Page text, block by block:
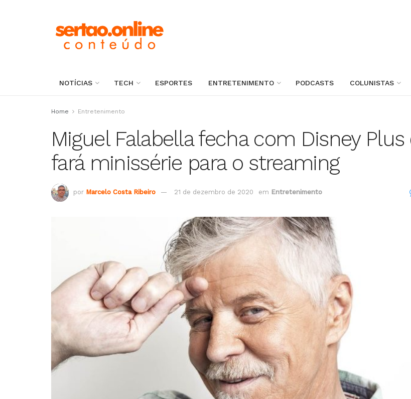
NOTÍCIAS TECH ESPORTES ENTRETENIMENTO PODCASTS COLUNISTAS
Home Entretenimento
Miguel Falabella fecha com Disney Plus
fará minissérie para o streaming
por Marcelo Costa Ribeiro 21 de dezembro de 2020 em Entretenimento